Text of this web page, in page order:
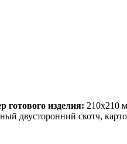
готового изделия: 210х210
двусторонний скотч,